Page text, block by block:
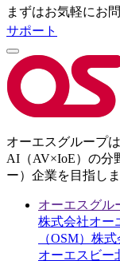
まずはお気軽にお
サポート
オーエスグループ
AI（AV×IoE）の分
ー）企業を目指しま
オーエスグル
株式会社オー
（OSM） 株式
オーエスビー